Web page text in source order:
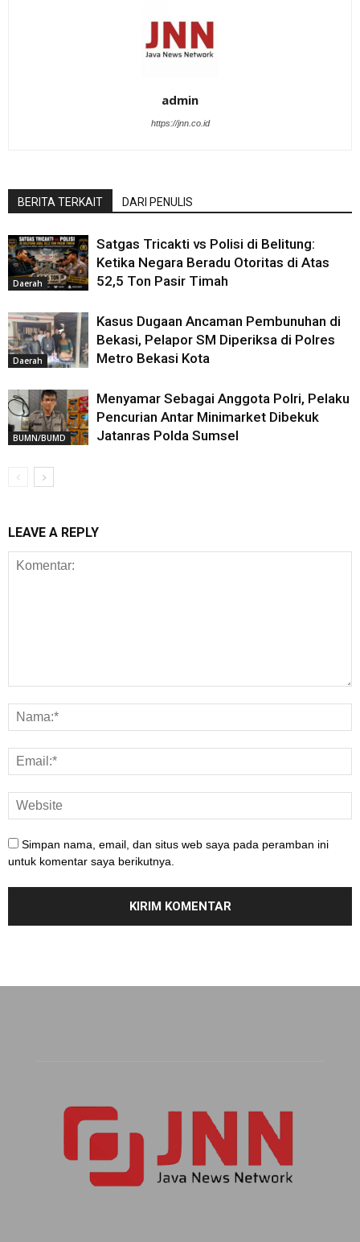
admin
https://jnn.co.id
BERITA TERKAIT DARI PENULIS
Daerah
Satgas Tricakti vs Polisi di Belitung:
Ketika Negara Beradu Otoritas di Atas
52,5 Ton Pasir Timah
Daerah
Kasus Dugaan Ancaman Pembunuhan di
Bekasi, Pelapor SM Diperiksa di Polres
Metro Bekasi Kota
BUMN/BUMD
Menyamar Sebagai Anggota Polri, Pelaku
Pencurian Antar Minimarket Dibekuk
Jatanras Polda Sumsel
LEAVE A REPLY
Simpan nama, email, dan situs web saya pada peramban ini
untuk komentar saya berikutnya.